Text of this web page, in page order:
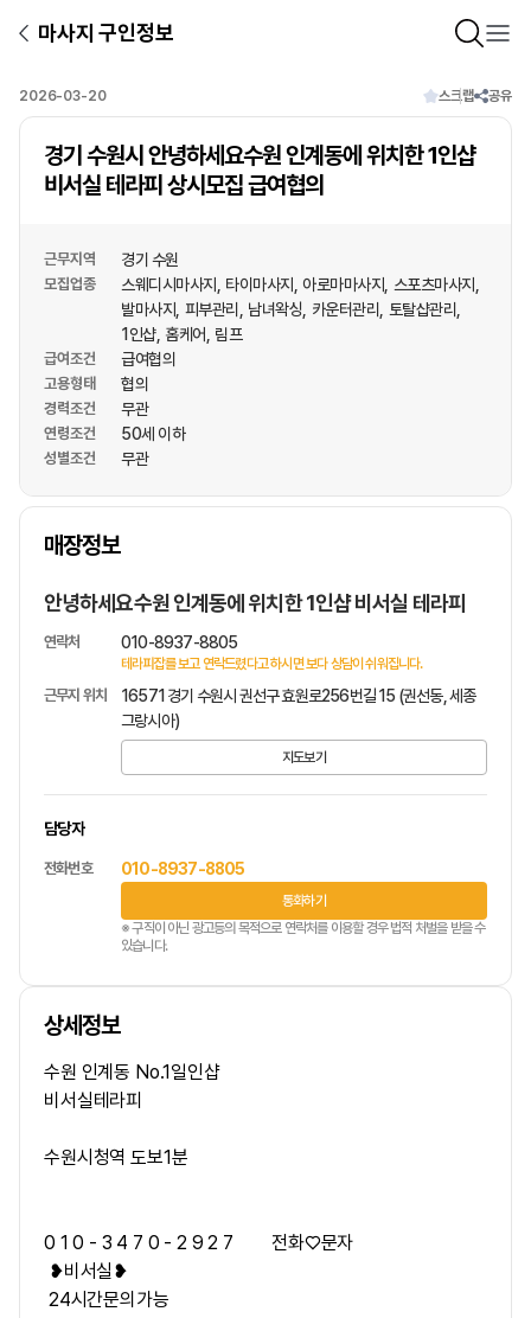
마사지 구인정보
2026-03-20 스크랩 공유
경기 수원시 안녕하세요수원 인계동에 위치한 1인샵
비서실 테라피 상시모집 급여협의
근무지역 경기 수원
모집업종 스웨디시마사지 타이마사지 아로마마사지
스포츠마사지
발마사지
피부관리 남녀왁싱 카운터관리
토탈샵관리
1인샵 홈케어 림프
급여조건 급여협의
고용형태 협의
경력조건 무관
연령조건 50세 이하
성별조건 무관
매장정보
상호명
안녕하세요수원 인계동에 위치한 1인샵 비서실 테라피
연락처 010-8937-8805
테라피잡를 보고 연락드렸다고 하시면 보다 상담이 쉬워집니다.
근무지 위치
16571 경기 수원시 권선구 효원로256번길 15 (권선동, 세종
그랑시아)
지도보기
담당자
전화번호 010-8937-8805
통화하기
※ 구직이 아닌 광고등의 목적으로 연락처를 이용할 경우 법적 처벌을 받을 수
있습니다.
상세정보
수원 인계동 No.1일인샵
비서실테라피
수원시청역 도보1분
0 1 0 - 3 4 7 0 - 2 9 2 7
전화♡문자
❥비서실❥
24시간문의가능